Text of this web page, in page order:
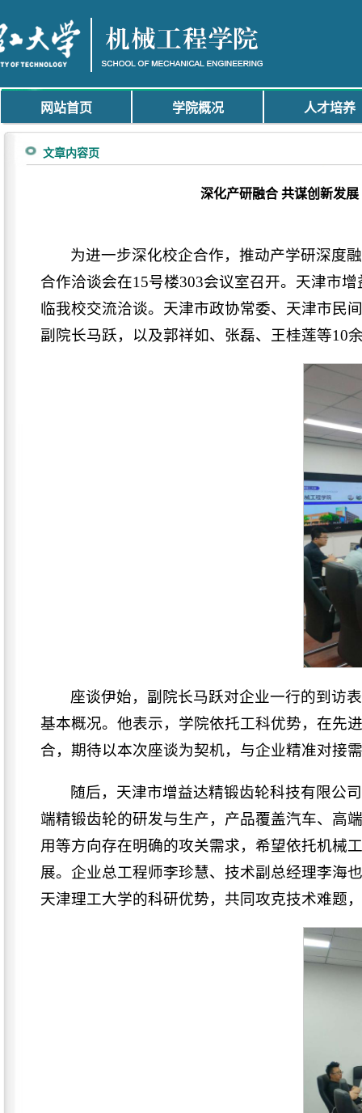
网站首页 学院概况 人才培养
文章内容页
深化产研融合 共谋创新发
为进一步深化校企合作，推动产学研深度
合作洽谈会在15号楼303会议室召开。天津市
临我校交流洽谈。天津市政协常委、天津市民
副院长马跃，以及郭祥如、张磊、王桂莲等10
座谈伊始，副院长马跃对企业一行的到访
基本概况。他表示，学院依托工科优势，在先
合，期待以本次座谈为契机，与企业精准对接
随后，天津市增益达精锻齿轮科技有限公
端精锻齿轮的研发与生产，产品覆盖汽车、高
用等方向存在明确的攻关需求，希望依托机械
展。企业总工程师李珍慧、技术副总经理李海
天津理工大学的科研优势，共同攻克技术难题